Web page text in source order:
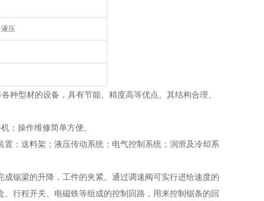
压
种型材的设备，具有节能、精度高等优点。其结构合理、
；操作维修简单方便。
；送料架；液压传动系统；电气控制系统；润滑及冷却系
锯梁的升降，工件的夹紧。通过调速阀可实行进给速度的
行程开关、电磁铁等组成的控制回路，用来控制锯条的回